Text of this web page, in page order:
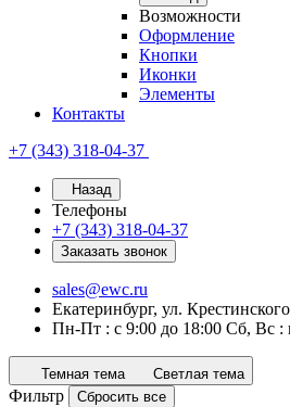
Возможности
Оформление
Кнопки
Иконки
Элементы
Контакты
+7 (343) 318-04-37
Назад
Телефоны
+7 (343) 318-04-37
Заказать звонок
sales@ewc.ru
Екатеринбург, ул.
Пн-Пт : с 9:00 до 18:00 Сб, Вс :
Темная тема Светлая тема
Фильтр Сбросить все